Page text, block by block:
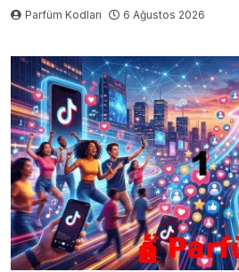
Parfüm Kodları 6 Ağustos 2026